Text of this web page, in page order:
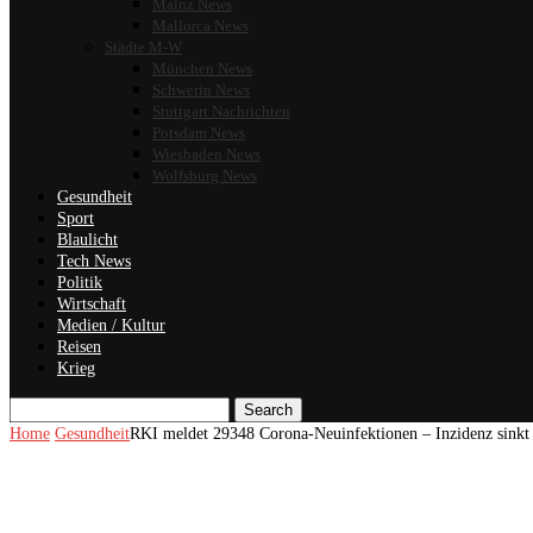
Mainz News
Mallorca News
Städte M-W
München News
Schwerin News
Stuttgart Nachrichten
Potsdam News
Wiesbaden News
Wolfsburg News
Gesundheit
Sport
Blaulicht
Tech News
Politik
Wirtschaft
Medien / Kultur
Reisen
Krieg
Search
Home GesundheitRKI meldet 29348 Corona-Neuinfektionen – Inzidenz